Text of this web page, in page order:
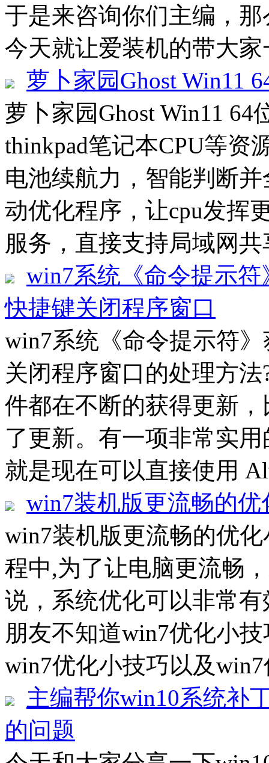
于是来咨询你们主编，
今天就让爱装机的带大
萝卜家园Ghost Win11
萝卜家园Ghost Win11 64
thinkpad笔记本CPU等资
电池续航力，智能判断
动优化程序，让cpu发挥
服务，直接支持局域网
win7系统《命令提示
快捷键关闭程序窗口
win7系统《命令提示符
关闭程序窗口的处理方
件都在不断的获得更新
了更新。有一项非常实
就是现在可以直接使用
win7装机版更流畅的优
win7装机版更流畅的优
程中,为了让电脑更流畅
说，系统优化可以非常
朋友不知道win7优化小
win7优化小技巧以及
主编帮你win10系统补
的问题